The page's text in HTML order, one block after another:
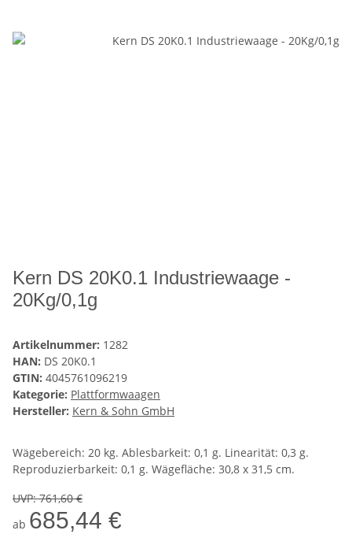
Kern DS 20K0.1 Industriewaage -
20Kg/0,1g
Artikelnummer: 1282
HAN: DS 20K0.1
GTIN: 4045761096219
Kategorie: Plattformwaagen
Hersteller: Kern & Sohn GmbH
Wägebereich: 20 kg. Ablesbarkeit: 0,1 g. Linearität: 0,3 g.
Reproduzierbarkeit: 0,1 g. Wägefläche: 30,8 x 31,5 cm.
UVP:761,60 €
ab 685,44 €